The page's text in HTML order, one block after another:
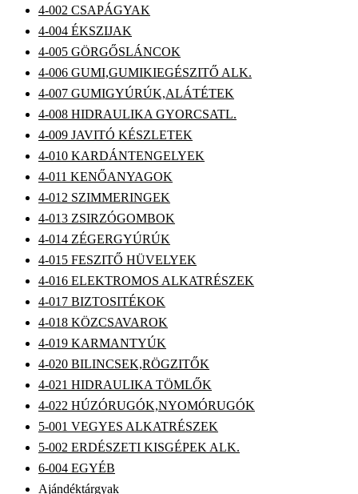
4-002 CSAPÁGYAK
4-004 ÉKSZIJAK
4-005 GÖRGŐSLÁNCOK
4-006 GUMI,GUMIKIEGÉSZITŐ ALK.
4-007 GUMIGYÚRÚK,ALÁTÉTEK
4-008 HIDRAULIKA GYORCSATL.
4-009 JAVITÓ KÉSZLETEK
4-010 KARDÁNTENGELYEK
4-011 KENŐANYAGOK
4-012 SZIMMERINGEK
4-013 ZSIRZÓGOMBOK
4-014 ZÉGERGYÚRÚK
4-015 FESZITŐ HÜVELYEK
4-016 ELEKTROMOS ALKATRÉSZEK
4-017 BIZTOSITÉKOK
4-018 KÖZCSAVAROK
4-019 KARMANTYÚK
4-020 BILINCSEK,RÖGZITŐK
4-021 HIDRAULIKA TÖMLŐK
4-022 HÚZÓRUGÓK,NYOMÓRUGÓK
5-001 VEGYES ALKATRÉSZEK
5-002 ERDÉSZETI KISGÉPEK ALK.
6-004 EGYÉB
Ajándéktárgyak